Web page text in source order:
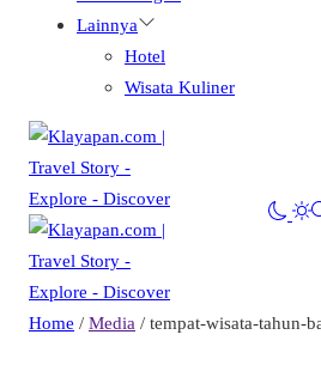
Lainnya
Hotel
Wisata Kuliner
Home / Media / tempat-wisata-tahun-